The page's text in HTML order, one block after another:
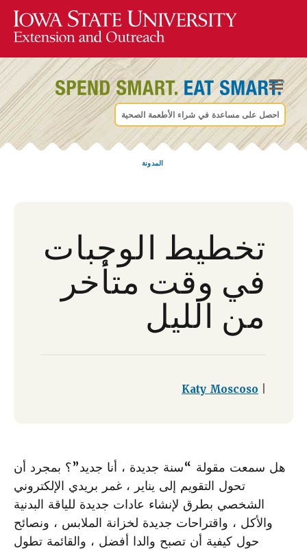
احصل على مساعدة في شراء الأطعمة الصحية
المدونة
تخطيط الوجبات
في وقت متأخر
من الليل
Katy Moscoso
هل سمعت مقولة “سنة جديدة ، أنا جديد”؟ بمجرد أن
تحول التقويم إلى يناير ، غمر بريدي الإلكتروني
الشخصي بطرق لإنشاء عادات جديدة للياقة البدنية
والأكل ، واقتراحات جديدة لخزانة الملابس ، ونصائح
حول كيفية أن تصبح والدا أفضل ، والقائمة تطول